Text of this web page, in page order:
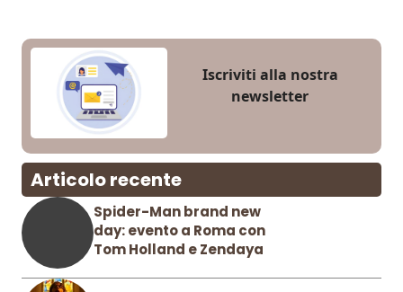
Iscriviti alla nostra
newsletter
Articolo recente
Spider-Man brand new
day: evento a Roma con
Tom Holland e Zendaya